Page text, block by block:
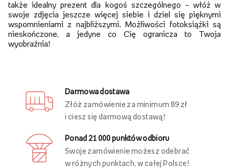
także idealny prezent dla kogoś szczególnego – włóż w
swoje zdjęcia jeszcze więcej siebie i dziel się pięknymi
wspomnieniami z najbliższymi. Możliwości fotoksiążki są
nieskończone, a jedyne co Cię ogranicza to Twoja
wyobraźnia!
Darmowa dostawa
Złóż zamówienie za minimum 89 zł
i ciesz się darmową dostawą!
Ponad 21 000 punktów odbioru
Swoje zamówienie możesz odebrać
w różnych punktach, w całej Polsce!